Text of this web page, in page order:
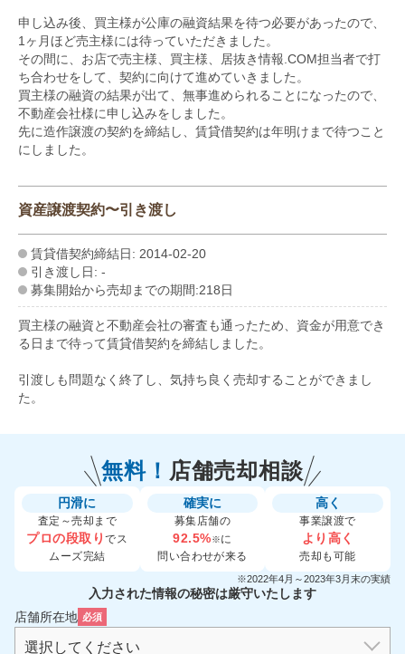
申し込み後、買主様が公庫の融資結果を待つ必要があったので、
1ヶ月ほど売主様には待っていただきました。
その間に、お店で売主様、買主様、居抜き情報.COM担当者で打
ち合わせをして、契約に向けて進めていきました。
買主様の融資の結果が出て、無事進められることになったので、
不動産会社様に申し込みをしました。
先に造作譲渡の契約を締結し、賃貸借契約は年明けまで待つこと
にしました。
資産譲渡契約〜引き渡し
賃貸借契約締結日: 2014-02-20
引き渡し日: -
募集開始から売却までの期間:218日
買主様の融資と不動産会社の審査も通ったため、資金が用意でき
る日まで待って賃貸借契約を締結しました。
引渡しも問題なく終了し、気持ち良く売却することができまし
た。
無料！ 店舗売却相談
円滑に
査定～売却まで
プロの段取りでス
ムーズ完結
確実に
募集店舗の
92.5%※に
問い合わせが来る
高く
事業譲渡で
より高く
売却も可能
※2022年4月～2023年3月末の実績
入力された情報の秘密は厳守いたします
店舗所在地 必須